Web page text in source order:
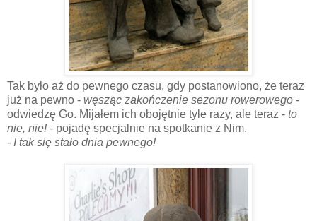
Tak było aż do pewnego czasu, gdy postanowiono, że teraz
już na pewno - węsząc zakończenie sezonu rowerowego -
odwiedzę Go. Mijałem ich obojętnie tyle razy, ale teraz - to
nie, nie!- pojadę specjalnie na spotkanie z Nim.
- I tak się stało dnia pewnego!